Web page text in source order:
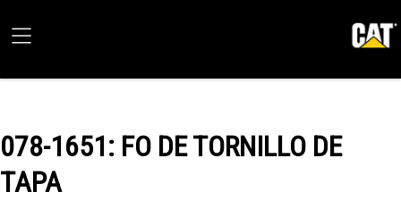
078-1651: FO DE TORNILLO DE
TAPA